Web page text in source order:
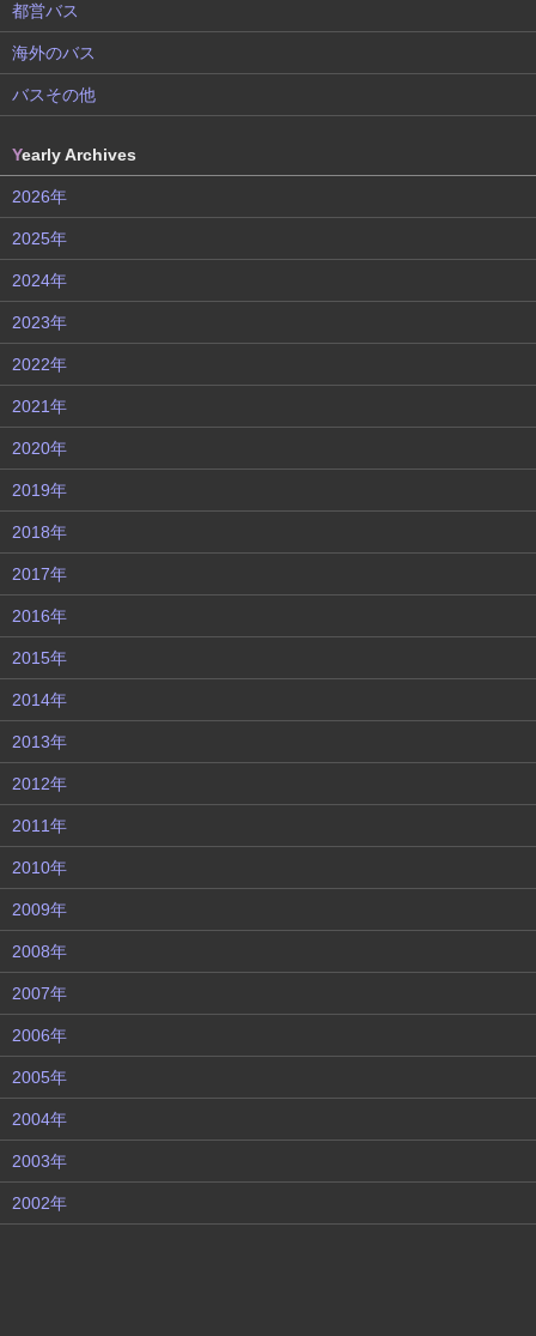
都営バス
海外のバス
バスその他
Yearly Archives
2026年
2025年
2024年
2023年
2022年
2021年
2020年
2019年
2018年
2017年
2016年
2015年
2014年
2013年
2012年
2011年
2010年
2009年
2008年
2007年
2006年
2005年
2004年
2003年
2002年